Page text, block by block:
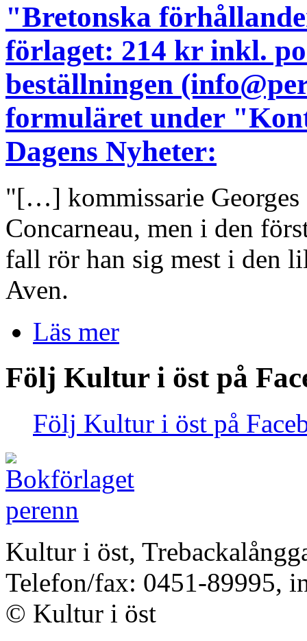
"Bretonska
förlaget: 214 kr inkl.
beställningen
formuläret under
Dagens Nyheter:
"[…] kommissarie Georges
Concarneau, men i den
fall rör han sig mest i den
Aven.
Läs mer
Följ Kultur i öst på
Följ Kultur i öst på
Kultur i öst,
Telefon/fax: 0451-89995,
© Kultur i öst